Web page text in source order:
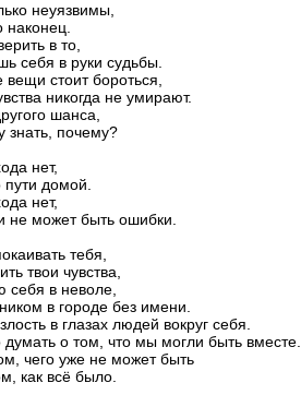
неуязвимы,
в то,
себя в руки судьбы.
стоит бороться,
никогда не умирают.
шанса,
знать, почему?
нет,
домой.
нет,
не может быть ошибки.
тебя,
твои чувства,
себя в неволе,
в городе без имени.
в глазах людей вокруг себя.
о том, что мы могли быть вместе.
чего уже не может быть
как всё было.